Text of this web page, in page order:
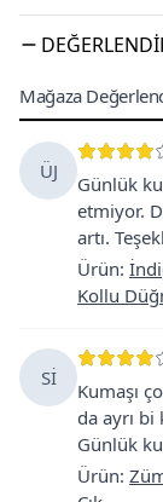
Mağaza
ÜJ
Günlük
etmiyor.
artı.
Ürün:
Kollu
Sİ
Kumaşı
da ayrı
Günlük
Ürün: